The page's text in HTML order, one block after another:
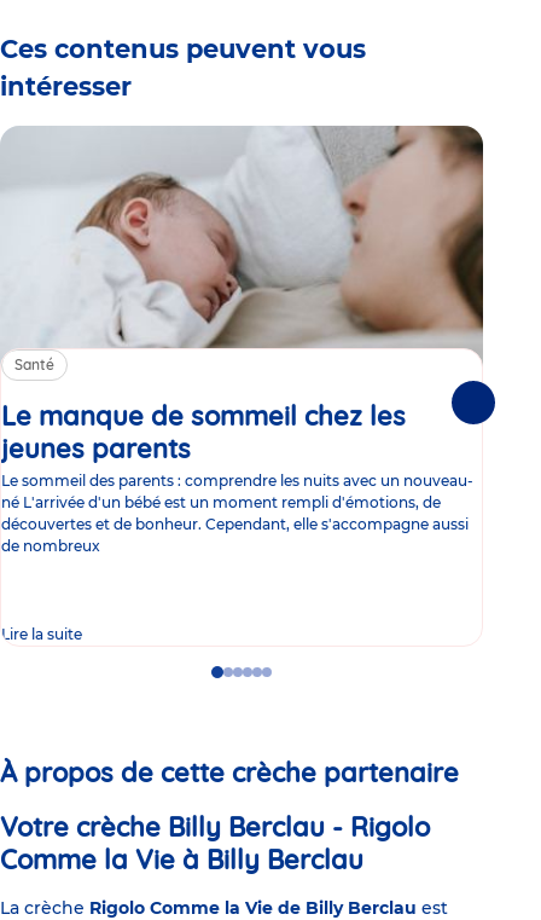
Ces contenus peuvent vous
intéresser
Santé
Le manque de sommeil chez les
jeunes parents
Le sommeil des parents : comprendre les nuits avec un nouveau-
né L'arrivée d'un bébé est un moment rempli d'émotions, de
découvertes et de bonheur. Cependant, elle s'accompagne aussi
de nombreux
Lire la suite
GoGoGoGo
GoGo
À propos de cette crèche partenaire
Votre crèche Billy Berclau - Rigolo
Comme la Vie à Billy Berclau
La crèche Rigolo Comme la Vie de Billy Berclau est